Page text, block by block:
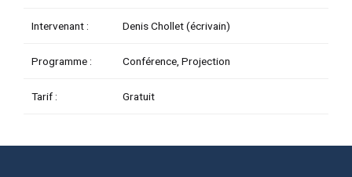
Intervenant : Denis Chollet (écrivain)
Programme : Conférence, Projection
Tarif : Gratuit